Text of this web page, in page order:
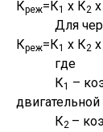
Креж=К1 х К2
Для
Креж=К1 х К2
где
К1 –
К2 –